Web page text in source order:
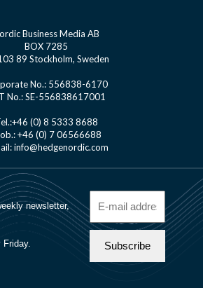
Business Media AB
BOX 7285
89 Stockholm, Sweden
No.: 556838-6170
No.: SE-556838617001
(0) 8 5333 8688
+46 (0) 7 06566688
info@hedgenordic.com